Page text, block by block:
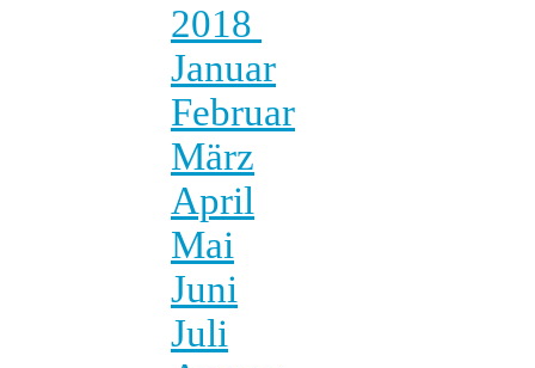
2018
Januar
Februar
März
April
Mai
Juni
Juli